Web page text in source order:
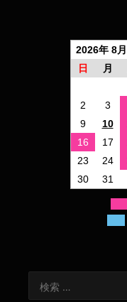
2026年 8月
日
月
2
3
9
10
16
17
23
24
30
31